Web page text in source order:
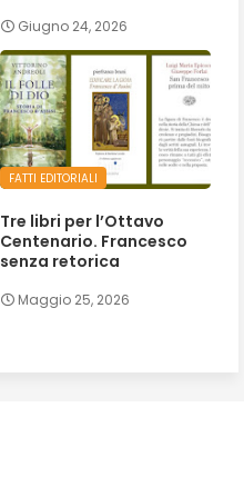
Giugno 24, 2026
FATTI EDITORIALI
Tre libri per l’Ottavo
Centenario. Francesco
senza retorica
Maggio 25, 2026